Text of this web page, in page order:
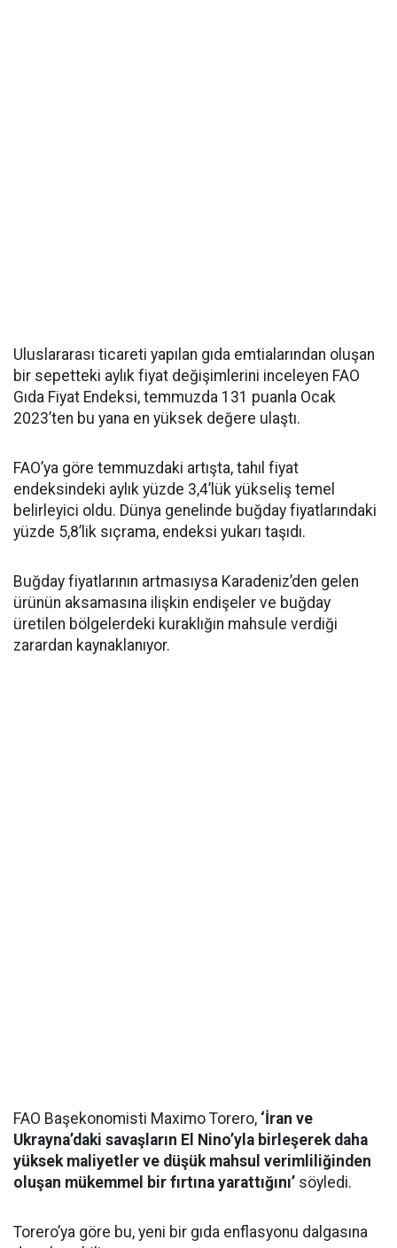
Uluslararası ticareti yapılan gıda emtialarından oluşan
bir sepetteki aylık fiyat değişimlerini inceleyen FAO
Gıda Fiyat Endeksi, temmuzda 131 puanla Ocak
2023’ten bu yana en yüksek değere ulaştı.
FAO’ya göre temmuzdaki artışta, tahıl fiyat
endeksindeki aylık yüzde 3,4’lük yükseliş temel
belirleyici oldu. Dünya genelinde buğday fiyatlarındaki
yüzde 5,8’lik sıçrama, endeksi yukarı taşıdı.
Buğday fiyatlarının artmasıysa Karadeniz’den gelen
ürünün aksamasına ilişkin endişeler ve buğday
üretilen bölgelerdeki kuraklığın mahsule verdiği
zarardan kaynaklanıyor.
FAO Başekonomisti Maximo Torero, ‘İran ve
Ukrayna’daki savaşların El Nino’yla birleşerek daha
yüksek maliyetler ve düşük mahsul verimliliğinden
oluşan mükemmel bir fırtına yarattığını’ söyledi.
Torero’ya göre bu, yeni bir gıda enflasyonu dalgasına